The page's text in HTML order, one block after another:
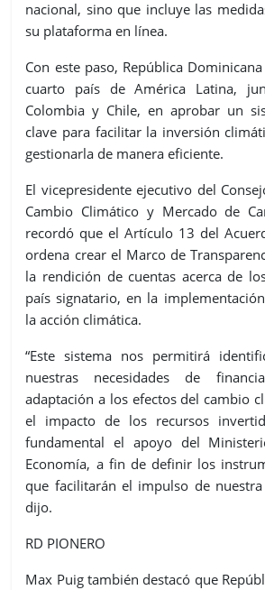
nacional, sino que incluye las
su plataforma en línea.
Con este paso, República
cuarto país de América Latina,
Colombia y Chile, en aprobar un
clave para facilitar la inversión
gestionarla de manera eficiente.
El vicepresidente ejecutivo del
Cambio Climático y Mercado de
recordó que el Artículo 13 del
ordena crear el Marco de
la rendición de cuentas acerca de
país signatario, en la
la acción climática.
“Este sistema nos permitirá
nuestras necesidades de
adaptación a los efectos del cambio
el impacto de los recursos
fundamental el apoyo del
Economía, a fin de definir los
que facilitarán el impulso de nuestra
dijo.
RD PIONERO
Max Puig también destacó que